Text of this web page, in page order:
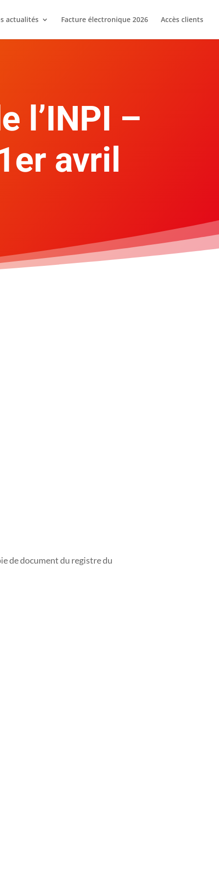
actualités Facture électronique 2026 Accès clients
l’INPI –
avril
de document du registre du